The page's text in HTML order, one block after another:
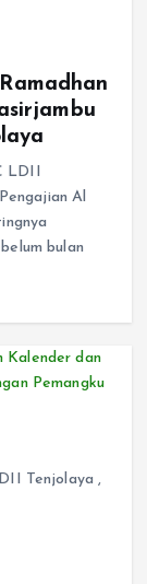
LDII
Al
bulan
Tenjolaya ,